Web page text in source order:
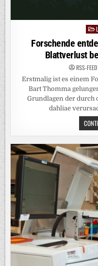
in
Forschende
Blattverlust
RSS-FEED
Erstmalig ist es einem
Bart Thomma
Grundlagen der durch
dahliae